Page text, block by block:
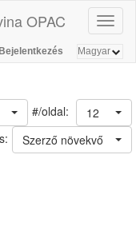
OPAC
Bejelentkezés
#/oldal: 12
Szerző növekvő